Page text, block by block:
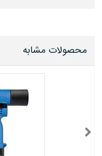
محصولات مشابه